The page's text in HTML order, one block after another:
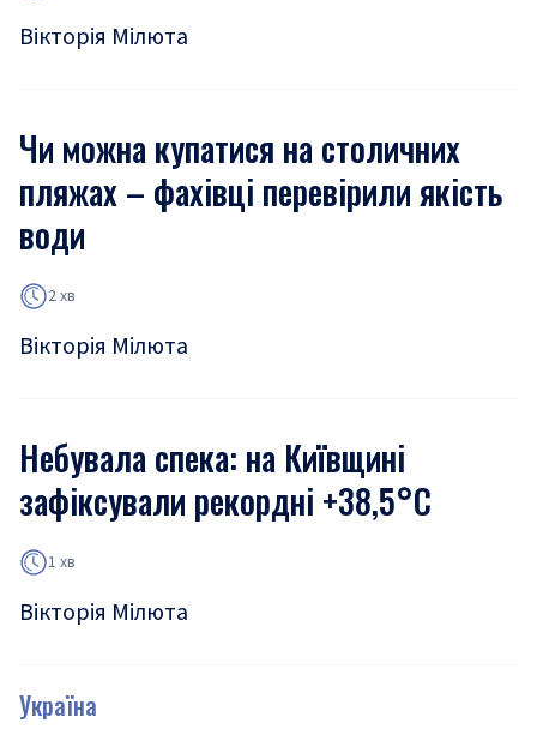
Вікторія Мілюта
Чи можна купатися на столичних
пляжах – фахівці перевірили якість
води
2 хв
Вікторія Мілюта
Небувала спека: на Київщині
зафіксували рекордні +38,5°С
1 хв
Вікторія Мілюта
Україна